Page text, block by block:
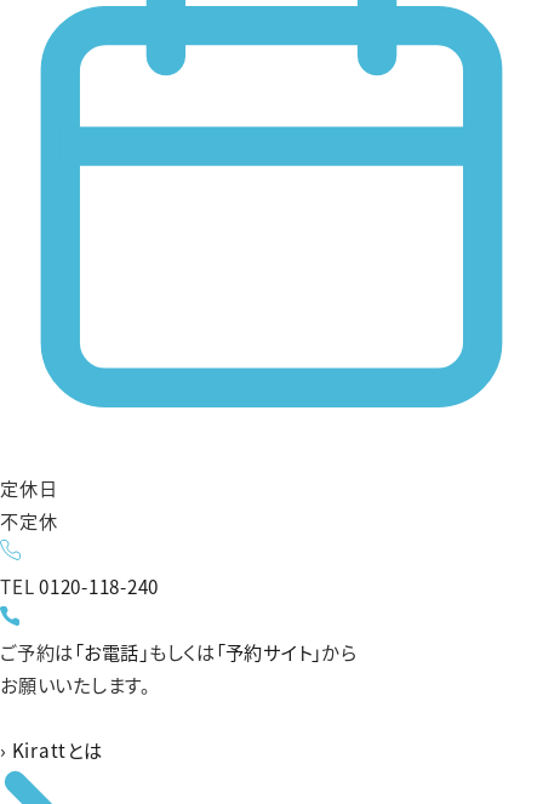
定休日
不定休
TEL0120-118-240
ご予約は「お電話」もしくは「予約サイト」から
お願いいたします。
› Kirattとは